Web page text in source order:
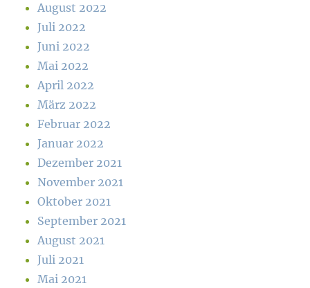
August 2022
Juli 2022
Juni 2022
Mai 2022
April 2022
März 2022
Februar 2022
Januar 2022
Dezember 2021
November 2021
Oktober 2021
September 2021
August 2021
Juli 2021
Mai 2021